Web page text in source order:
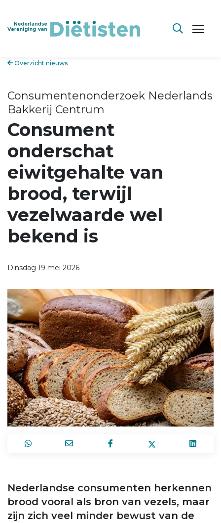
Overzicht nieuws
Consumentenonderzoek Nederlands
Bakkerij Centrum
Consument
onderschat
eiwitgehalte van
brood, terwijl
vezelwaarde wel
bekend is
Dinsdag 19 mei 2026
Nederlandse consumenten herkennen
brood vooral als bron van vezels, maar
zijn zich veel minder bewust van de